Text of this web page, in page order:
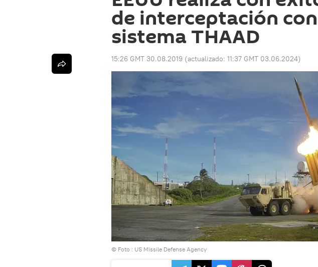
de interceptación
sistema THAAD
15:26 GMT 30.08.2019 (actualizado: 11:37 GMT 03.06.2024)
© Foto : US Missile Defense Agency